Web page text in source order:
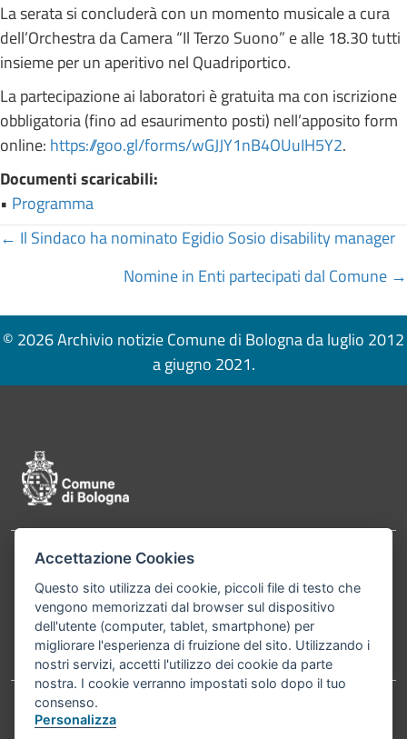
La serata si concluderà con un momento musicale a cura
dell’Orchestra da Camera “Il Terzo Suono” e alle 18.30 tutti
insieme per un aperitivo nel Quadriportico.
La partecipazione ai laboratori è gratuita ma con iscrizione
obbligatoria (fino ad esaurimento posti) nell’apposito form
online: https://goo.gl/forms/wGJJY1nB4OUuIH5Y2.
Documenti scaricabili:
• Programma
Posts
navigation
← Il Sindaco ha nominato Egidio Sosio disability manager
Nomine in Enti partecipati dal Comune →
© 2026 Archivio notizie Comune di Bologna da luglio 2012
a giugno 2021.
Contatti
Bologna P.Iva 01232710374 Cod. IBAN: IT 88 R
02008 02435 000020067156
Telefono:051203040
Accessibilità Carta dei valori
Accettazione Cookies
Questo sito utilizza dei cookie, piccoli file di testo che
vengono memorizzati dal browser sul dispositivo
dell'utente (computer, tablet, smartphone) per
migliorare l'esperienza di fruizione del sito. Utilizzando i
nostri servizi, accetti l'utilizzo dei cookie da parte
nostra. I cookie verranno impostati solo dopo il tuo
consenso.
Personalizza